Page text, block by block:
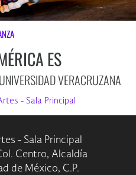
ES
VERACRUZANA
- Sala Principal
- Sala Principal
Centro, Alcaldía
de México, C.P.